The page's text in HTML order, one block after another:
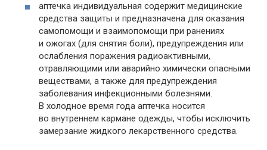
аптечка индивидуальная содержит медицинские
средства защиты и предназначена для оказания
самопомощи и взаимопомощи при ранениях
и ожогах (для снятия боли), предупреждения или
ослабления поражения радиоактивными,
отравляющими или аварийно химически опасными
веществами, а также для предупреждения
заболевания инфекционными болезнями.
В холодное время года аптечка носится
во внутреннем кармане одежды, чтобы исключить
замерзание жидкого лекарственного средства.